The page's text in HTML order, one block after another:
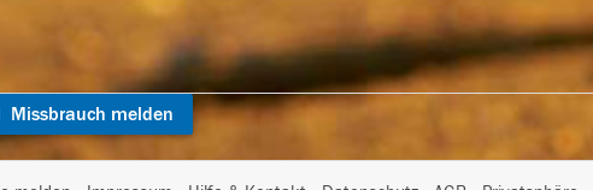
Missbrauch melden